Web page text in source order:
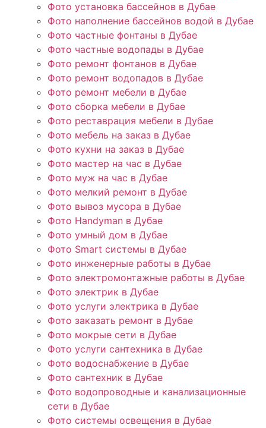
Фото установка бассейнов в Дубае
Фото наполнение бассейнов водой в Дубае
Фото частные фонтаны в Дубае
Фото частные водопады в Дубае
Фото ремонт фонтанов в Дубае
Фото ремонт водопадов в Дубае
Фото ремонт мебели в Дубае
Фото сборка мебели в Дубае
Фото реставрация мебели в Дубае
Фото мебель на заказ в Дубае
Фото кухни на заказ в Дубае
Фото мастер на час в Дубае
Фото муж на час в Дубае
Фото мелкий ремонт в Дубае
Фото вывоз мусора в Дубае
Фото Handyman в Дубае
Фото умный дом в Дубае
Фото Smart системы в Дубае
Фото инженерные работы в Дубае
Фото электромонтажные работы в Дубае
Фото электрик в Дубае
Фото услуги электрика в Дубае
Фото заказать ремонт в Дубае
Фото мокрые сети в Дубае
Фото услуги сантехника в Дубае
Фото водоснабжение в Дубае
Фото сантехник в Дубае
Фото водопроводные и канализационные
сети в Дубае
Фото системы освещения в Дубае